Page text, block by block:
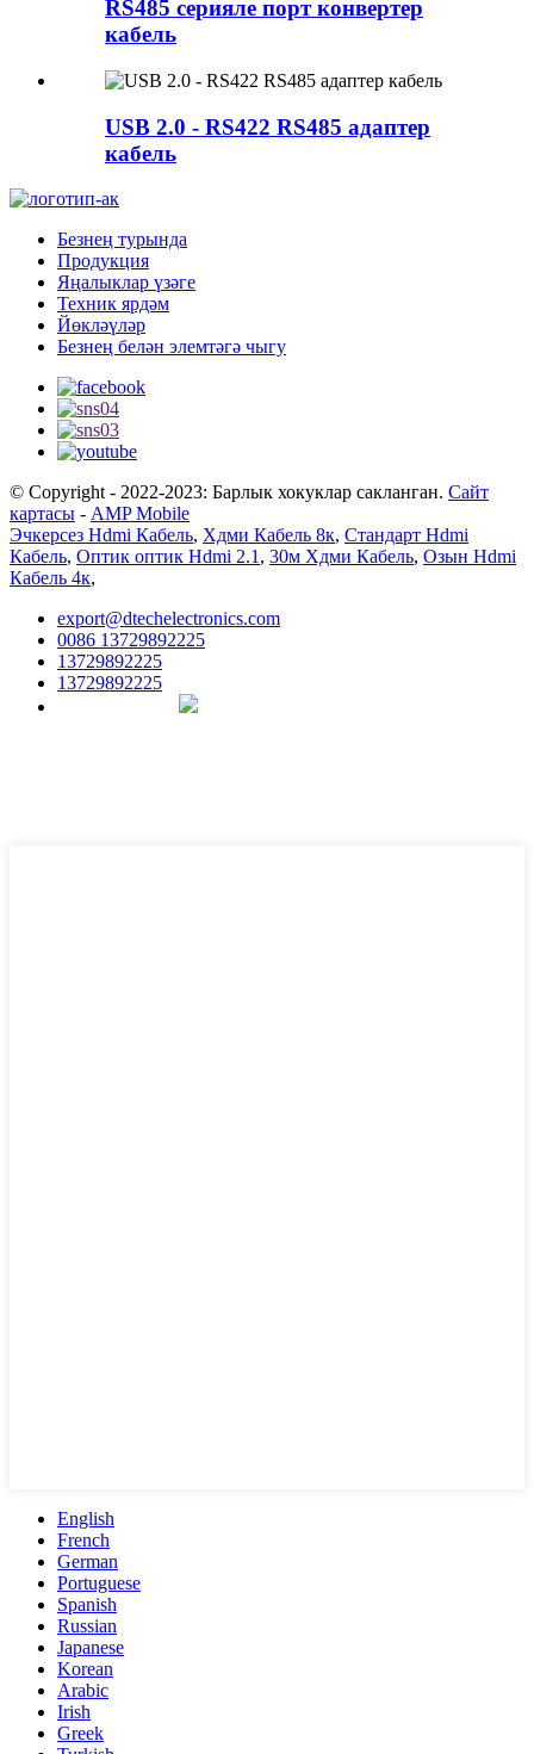
RS485 серияле порт конвертер
кабель
USB 2.0 - RS422 RS485 адаптер
кабель
Безнең турында
Продукция
Яңалыклар үзәге
Техник ярдәм
Йөкләүләр
Безнең белән элемтәгә чыгу
© Copyright - 2022-2023: Барлык хокуклар сакланган. Сайт
картасы - AMP Mobile
Эчкерсез Hdmi Кабель, Хдми Кабель 8к, Стандарт Hdmi
Кабель, Оптик оптик Hdmi 2.1 , 30м Хдми Кабель, Озын Hdmi
Кабель 4к,
export@dtechelectronics.com
0086 13729892225
13729892225
13729892225
English
French
German
Portuguese
Spanish
Russian
Japanese
Korean
Arabic
Irish
Greek